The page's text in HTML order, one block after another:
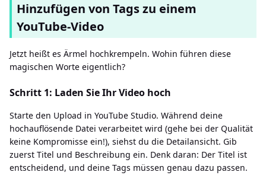
Hinzufügen von Tags zu einem
YouTube-Video
Jetzt heißt es Ärmel hochkrempeln. Wohin führen diese
magischen Worte eigentlich?
Schritt 1: Laden Sie Ihr Video hoch
Starte den Upload in YouTube Studio. Während deine
hochauflösende Datei verarbeitet wird (gehe bei der Qualität
keine Kompromisse ein!), siehst du die Detailansicht. Gib
zuerst Titel und Beschreibung ein. Denk daran: Der Titel ist
entscheidend, und deine Tags müssen genau dazu passen.